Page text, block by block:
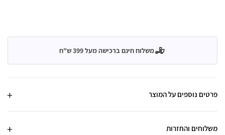
משלוח חינם ברכישה מעל 399 ש"ח
פרטים נוספים על המוצר
משלוחים והחזרות